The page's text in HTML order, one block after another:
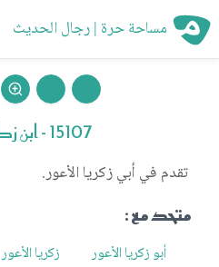
مساحة حرة | رجال الحديث
15107 - ابن زكريا الأعور
تقدم في أبي زكريا الأعور.
متحد مع :
أبو زكريا الأعور زكريا الأعور